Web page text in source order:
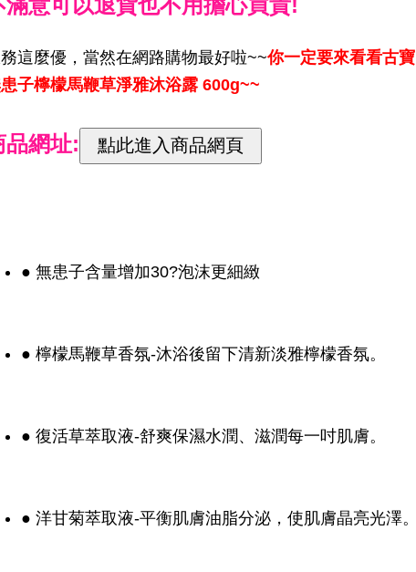
滿意可以退貨也不用擔心買貴!
這麼優，當然在網路購物最好啦~~你一定要來看看古寶
子檸檬馬鞭草淨雅沐浴露 600g~~
品網址:
● 無患子含量增加30?泡沫更細緻
● 檸檬馬鞭草香氛-沐浴後留下清新淡雅檸檬香氛。
● 復活草萃取液-舒爽保濕水潤、滋潤每一吋肌膚。
● 洋甘菊萃取液-平衡肌膚油脂分泌，使肌膚晶亮光澤。